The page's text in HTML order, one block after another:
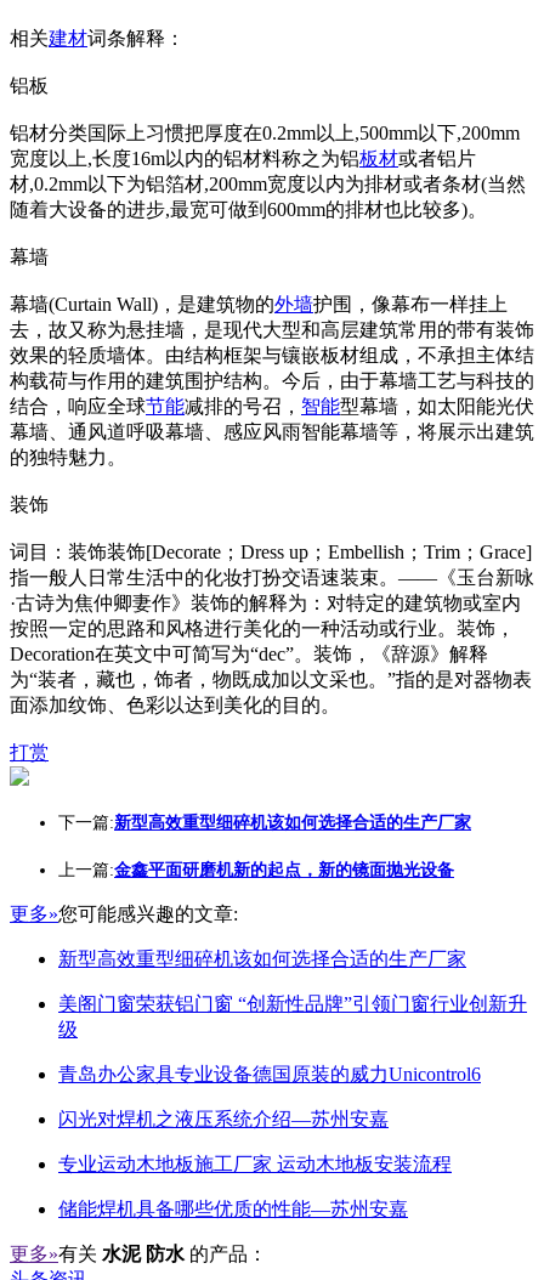
相关建材词条解释：
铝板
铝材分类国际上习惯把厚度在0.2mm以上,500mm以下,200mm
宽度以上,长度16m以内的铝材料称之为铝板材或者铝片
材,0.2mm以下为铝箔材,200mm宽度以内为排材或者条材(当然
随着大设备的进步,最宽可做到600mm的排材也比较多)。
幕墙
幕墙(Curtain Wall)，是建筑物的外墙护围，像幕布一样挂上
去，故又称为悬挂墙，是现代大型和高层建筑常用的带有装饰
效果的轻质墙体。由结构框架与镶嵌板材组成，不承担主体结
构载荷与作用的建筑围护结构。今后，由于幕墙工艺与科技的
结合，响应全球节能减排的号召， 智能型幕墙，如太阳能光伏
幕墙、通风道呼吸幕墙、感应风雨智能幕墙等，将展示出建筑
的独特魅力。
装饰
词目：装饰装饰[Decorate；Dress up；Embellish；Trim；Grace]
指一般人日常生活中的化妆打扮交语速装束。——《玉台新咏
·古诗为焦仲卿妻作》装饰的解释为：对特定的建筑物或室内
按照一定的思路和风格进行美化的一种活动或行业。装饰，
Decoration在英文中可简写为“dec”。装饰，《辞源》解释
为“装者，藏也，饰者，物既成加以文采也。”指的是对器物表
面添加纹饰、色彩以达到美化的目的。
打赏
下一篇:新型高效重型细碎机该如何选择合适的生产厂家
上一篇:金鑫平面研磨机新的起点，新的镜面抛光设备
更多»您可能感兴趣的文章:
新型高效重型细碎机该如何选择合适的生产厂家
美阁门窗荣获铝门窗 “创新性品牌”引领门窗行业创新升
级
青岛办公家具专业设备德国原装的威力Unicontrol6
闪光对焊机之液压系统介绍—苏州安嘉
专业运动木地板施工厂家 运动木地板安装流程
储能焊机具备哪些优质的性能—苏州安嘉
更多»有关 水泥 防水 的产品：